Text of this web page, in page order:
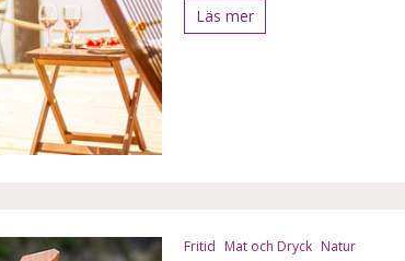
Läs mer
Fritid Mat och Dryck Natur